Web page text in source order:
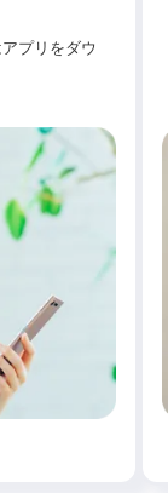
プリをダウ